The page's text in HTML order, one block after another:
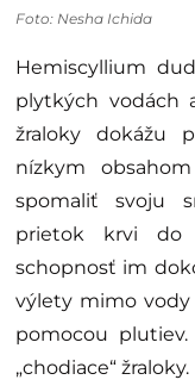
Foto: Nesha Ichida
Hemiscyllium
plytkých vodách
žraloky dokážu
nízkym
spomaliť svoju
prietok krvi do
schopnosť im
výlety mimo vody
pomocou
„chodiace“ žraloky.